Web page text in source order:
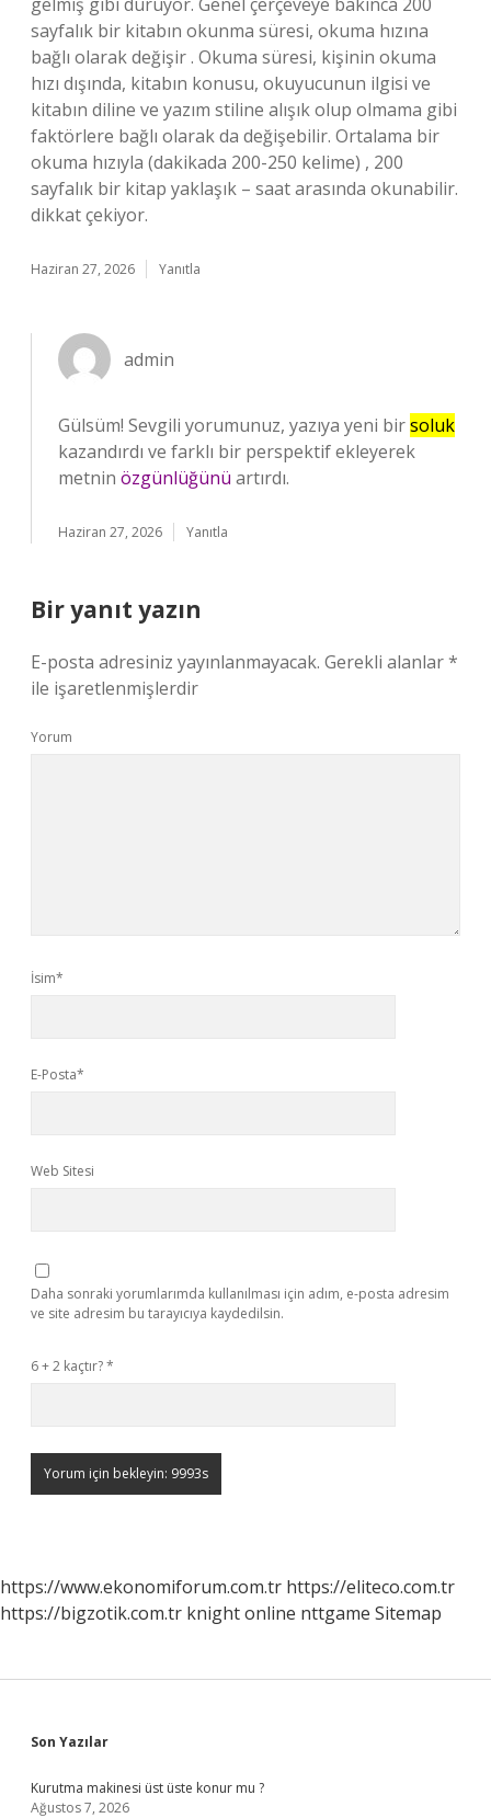
sayfalık bir kitabın okunma süresi, okuma hızına
bağlı olarak değişir . Okuma süresi, kişinin okuma
hızı dışında, kitabın konusu, okuyucunun ilgisi ve
kitabın diline ve yazım stiline alışık olup olmama gibi
faktörlere bağlı olarak da değişebilir. Ortalama bir
okuma hızıyla (dakikada 200-250 kelime) , 200
sayfalık bir kitap yaklaşık – saat arasında okunabilir.
dikkat çekiyor.
Haziran 27, 2026 Yanıtla
admin
Gülsüm! Sevgili yorumunuz, yazıya yeni birsoluk
kazandırdı ve farklı bir perspektif ekleyerek
metnin özgünlüğünü artırdı.
Haziran 27, 2026 Yanıtla
Bir yanıt yazın
E-posta adresiniz yayınlanmayacak. Gerekli alanlar*
ile işaretlenmişlerdir
Yorum
İsim*
E-Posta*
Web Sitesi
Daha sonraki yorumlarımda kullanılması için adım, e-posta adresim
ve site adresim bu tarayıcıya kaydedilsin.
6 + 2 kaçtır?*
https://www.ekonomiforum.com.tr https://eliteco.com.tr
https://bigzotik.com.tr knight online nttgame Sitemap
Sidebar
Son Yazılar
Kurutma makinesi üst üste konur mu ?
Ağustos 7, 2026